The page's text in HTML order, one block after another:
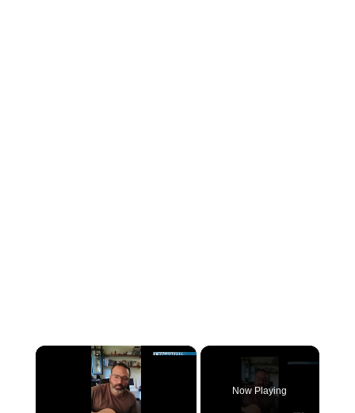
×
Now Playing